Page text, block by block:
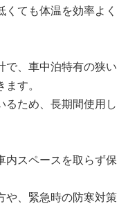
ても体温を効率よく
で、車中泊特有の狭い
す。
るため、長期間使用し
内スペースを取らず保
や、緊急時の防寒対策